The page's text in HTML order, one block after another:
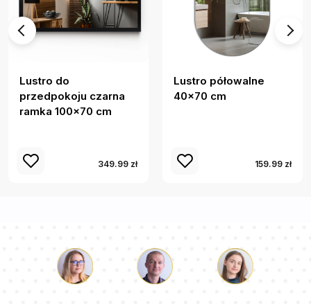
Lustro do
przedpokoju czarna
ramka 100x70 cm
349.99 zł
Lustro półowalne
40x70 cm
159.99 zł